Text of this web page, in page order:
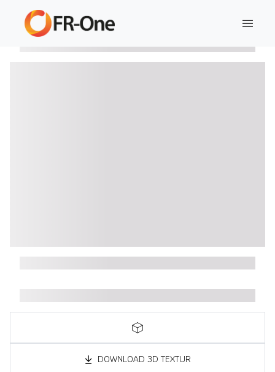
DOWNLOAD 3D TEXTUR